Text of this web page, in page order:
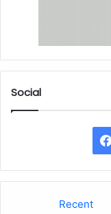
Social
Recent